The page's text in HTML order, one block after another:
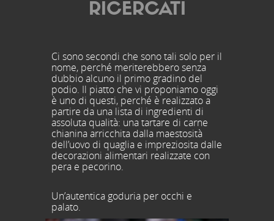
RICERCATI
Ci sono secondi che sono tali solo per il
nome, perché meriterebbero senza
dubbio alcuno il primo gradino del
podio. Il piatto che vi proponiamo oggi
è uno di questi, perché è realizzato a
partire da una lista di ingredienti di
assoluta qualità: una tartare di carne
chianina arricchita dalla maestosità
dell’uovo di quaglia e impreziosita dalle
decorazioni alimentari realizzate con
pera e pecorino.
Un’autentica goduria per occhi e
palato.